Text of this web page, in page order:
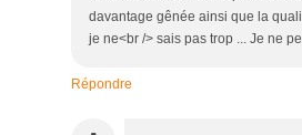
davantage gênée ainsi que la
je ne<br /> sais pas trop ... Je ne
Répondre